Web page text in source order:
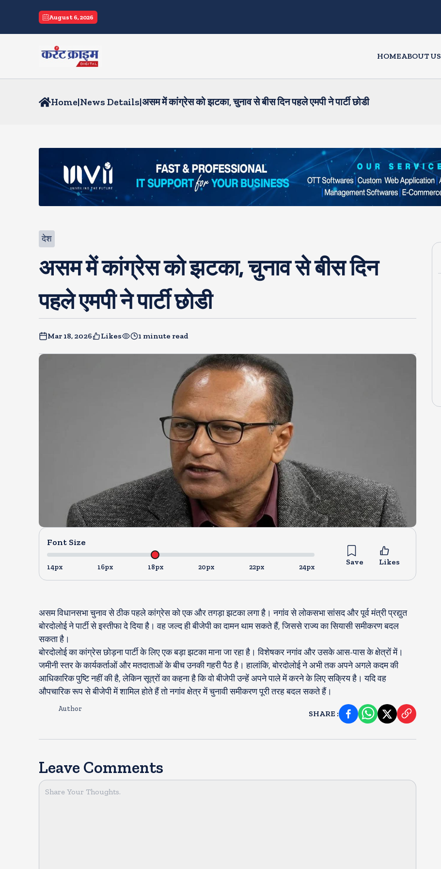
August 6, 2026
HOMEABOUT US
Home|News Details|असम में कांग्रेस को झटका, चुनाव से बीस दिन पहले एमपी ने पार्टी छोडी
देश
असम में कांग्रेस को झटका, चुनाव से बीस दिन
पहले एमपी ने पार्टी छोडी
Mar 18, 2026 Likes 1 minute read
Font Size
14px 16px 18px 20px 22px 24px
Save Likes
असम विधानसभा चुनाव से ठीक पहले कांग्रेस को एक और तगड़ा झटका लगा है। नगांव से लोकसभा सांसद और पूर्व मंत्री प्रद्युत
बोरदोलोई ने पार्टी से इस्तीफा दे दिया है। वह जल्द ही बीजेपी का दामन थाम सकते हैं, जिससे राज्य का सियासी समीकरण बदल
सकता है।
बोरदोलोई का कांग्रेस छोड़ना पार्टी के लिए एक बड़ा झटका माना जा रहा है। विशेषकर नगांव और उसके आस-पास के क्षेत्रों में।
जमीनी स्तर के कार्यकर्ताओं और मतदाताओं के बीच उनकी गहरी पैठ है। हालांकि, बोरदोलोई ने अभी तक अपने अगले कदम की
आधिकारिक पुष्टि नहीं की है, लेकिन सूत्रों का कहना है कि वो बीजेपी उन्हें अपने पाले में करने के लिए सक्रिय है। यदि वह
औपचारिक रूप से बीजेपी में शामिल होते हैं तो नगांव क्षेत्र में चुनावी समीकरण पूरी तरह बदल सकते हैं।
Author
SHARE :
Leave Comments